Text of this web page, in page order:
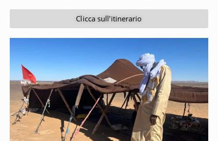
Clicca sull'itinerario